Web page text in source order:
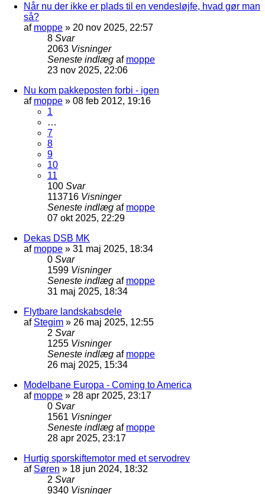
Når nu der ikke er plads til en vendesløjfe, hvad gør man
så?
af moppe » 20 nov 2025, 22:57
8 Svar
2063 Visninger
Seneste indlæg af moppe
23 nov 2025, 22:06
Nu kom pakkeposten forbi - igen
af moppe » 08 feb 2012, 19:16
1
…
7
8
9
10
11
100 Svar
113716 Visninger
Seneste indlæg af moppe
07 okt 2025, 22:29
Dekas DSB MK
af moppe » 31 maj 2025, 18:34
0 Svar
1599 Visninger
Seneste indlæg af moppe
31 maj 2025, 18:34
Flytbare landskabsdele
af Stegim » 26 maj 2025, 12:55
2 Svar
1255 Visninger
Seneste indlæg af moppe
26 maj 2025, 15:34
Modelbane Europa - Coming to America
af moppe » 28 apr 2025, 23:17
0 Svar
1561 Visninger
Seneste indlæg af moppe
28 apr 2025, 23:17
Hurtig sporskiftemotor med et servodrev
af Søren » 18 jun 2024, 18:32
2 Svar
9340 Visninger